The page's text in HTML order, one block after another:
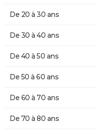
De 20 à 30 ans
De 30 à 40 ans
De 40 à 50 ans
De 50 à 60 ans
De 60 à 70 ans
De 70 à 80 ans